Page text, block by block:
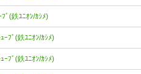
ﾞ(鉄ﾕﾆｵﾝ/ｶｼﾒ)
ﾌﾞ(鉄ﾕﾆｵﾝ/ｶｼﾒ)
ﾌﾞ(鉄ﾕﾆｵﾝ/ｶｼﾒ)